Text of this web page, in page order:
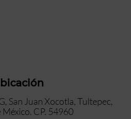
San Juan Xocotla, Tultepec,
México. CP. 54960